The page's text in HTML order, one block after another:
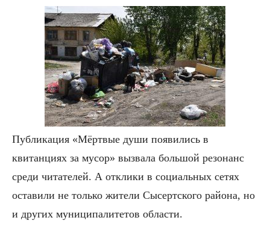
Публикация «Мёртвые души появились в
квитанциях за мусор» вызвала большой резонанс
среди читателей. А отклики в социальных сетях
оставили не только жители Сысертского района, но
и других муниципалитетов области.